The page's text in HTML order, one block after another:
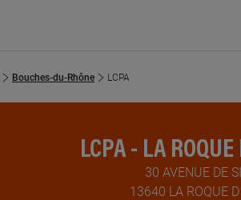
Bouches-du-Rhône LCPA
LCPA - LA
30 AVENUE DE
13640 LA ROQUE